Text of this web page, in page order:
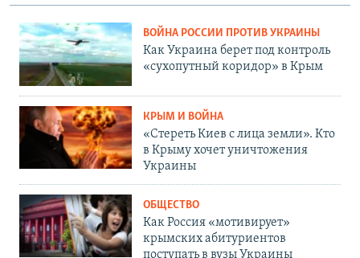
ВОЙНА РОССИИ ПРОТИВ УКРАИНЫ
Как Украина берет под контроль
«сухопутный коридор» в Крым
КРЫМ И ВОЙНА
«Стереть Киев с лица земли». Кто
в Крыму хочет уничтожения
Украины
ОБЩЕСТВО
Как Россия «мотивирует»
крымских абитуриентов
поступать в вузы Украины